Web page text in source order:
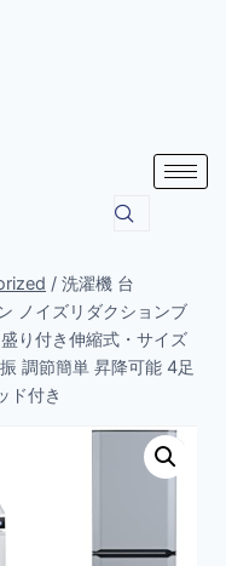
/ 洗濯機 台
ノイズリダクションブ
り付き伸縮式・サイズ
調節簡単 昇降可能 4足
ド付き